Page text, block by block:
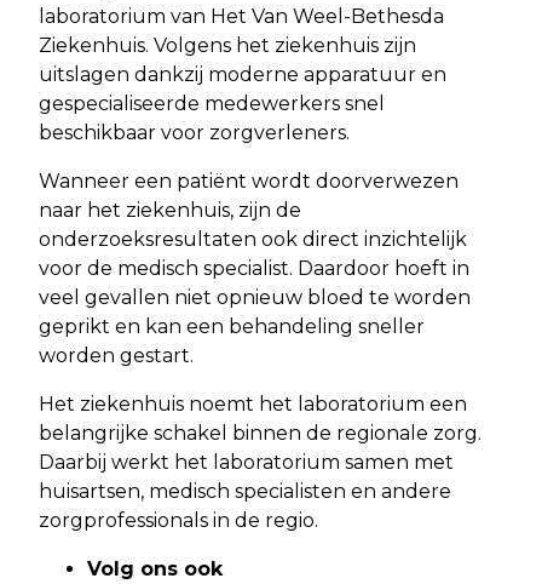
laboratorium van Het Van Weel-Bethesda
Ziekenhuis. Volgens het ziekenhuis zijn
uitslagen dankzij moderne apparatuur en
gespecialiseerde medewerkers snel
beschikbaar voor zorgverleners.
Wanneer een patiënt wordt doorverwezen
naar het ziekenhuis, zijn de
onderzoeksresultaten ook direct inzichtelijk
voor de medisch specialist. Daardoor hoeft in
veel gevallen niet opnieuw bloed te worden
geprikt en kan een behandeling sneller
worden gestart.
Het ziekenhuis noemt het laboratorium een
belangrijke schakel binnen de regionale zorg.
Daarbij werkt het laboratorium samen met
huisartsen, medisch specialisten en andere
zorgprofessionals in de regio.
Volg ons ook